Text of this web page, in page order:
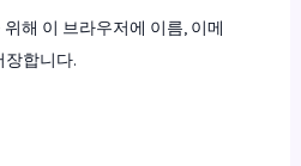
해 이 브라우저에 이름, 이메
장합니다.